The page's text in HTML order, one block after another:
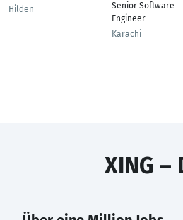
Hilden
Senior Software
Engineer
Karachi
XING